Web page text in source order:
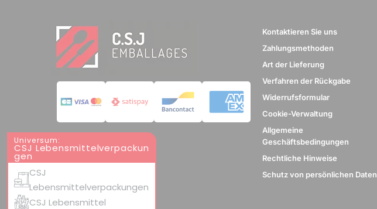
Universum:
CSJ Lebensmittelverpackun
gen
CSJ
Lebensmittelverpackungen
CSJ Lebensmittel
Kontaktieren Sie uns
Zahlungsmethoden
Art der Lieferung
Verfahren der Rückgabe
Widerrufsformular
Cookie-Verwaltung
Allgemeine
Geschäftsbedingungen
Rechtliche Hinweise
Schutz von persönlichen Daten